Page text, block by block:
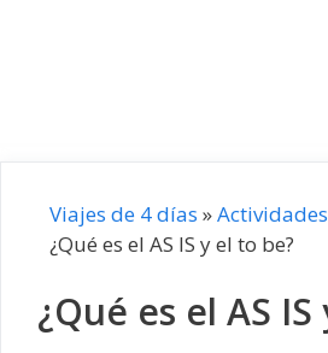
Viajes de 4 días »
¿Qué es el AS IS y el to be?
¿Qué es el AS